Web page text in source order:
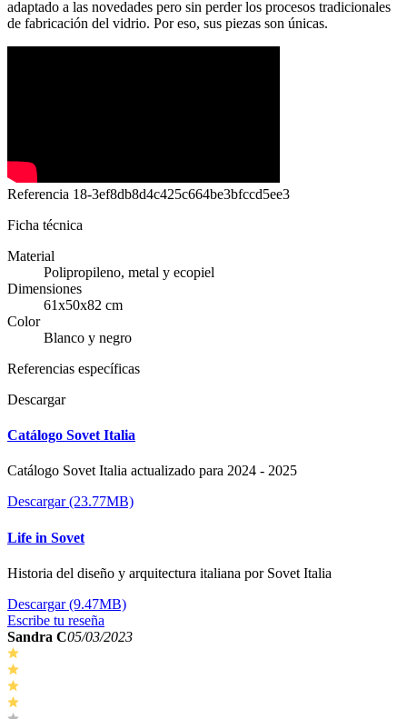
adaptado a las novedades pero sin perder los procesos tradicionales
de fabricación del vidrio. Por eso, sus piezas son únicas.
Referencia 18-3ef8db8d4c425c664be3bfccd5ee3
Ficha técnica
Material
Polipropileno, metal y ecopiel
Dimensiones
61x50x82 cm
Color
Blanco y negro
Referencias específicas
Descargar
Catálogo Sovet Italia
Catálogo Sovet Italia actualizado para 2024 - 2025
Descargar (23.77MB)
Life in Sovet
Historia del diseño y arquitectura italiana por Sovet Italia
Descargar (9.47MB)
Escribe tu reseña
Sandra C05/03/2023